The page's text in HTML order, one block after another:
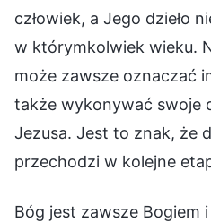
człowiek, a Jego dzieło
w którymkolwiek wieku.
może zawsze oznaczać
także wykonywać swoje
Jezusa. Jest to znak, że
przechodzi w kolejne
Bóg jest zawsze Bogiem